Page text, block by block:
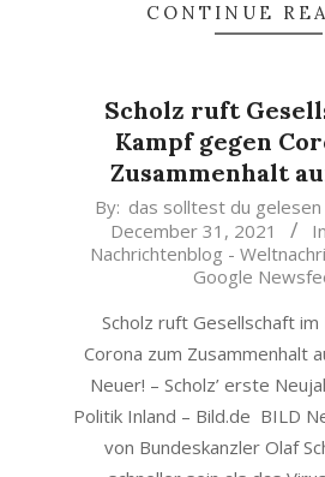
CONTINUE
Scholz ruft
Kampf gegen
Zusammenhalt
2021-
31
By: das solltest du gelesen
December 31, 2021
Nachrichtenblog -
Google
Scholz ruft Gesellschaft
Corona zum Zusammenhalt
Neuer! – Scholz’ erste
Politik Inland – Bild.de BILD
von Bundeskanzler Olaf